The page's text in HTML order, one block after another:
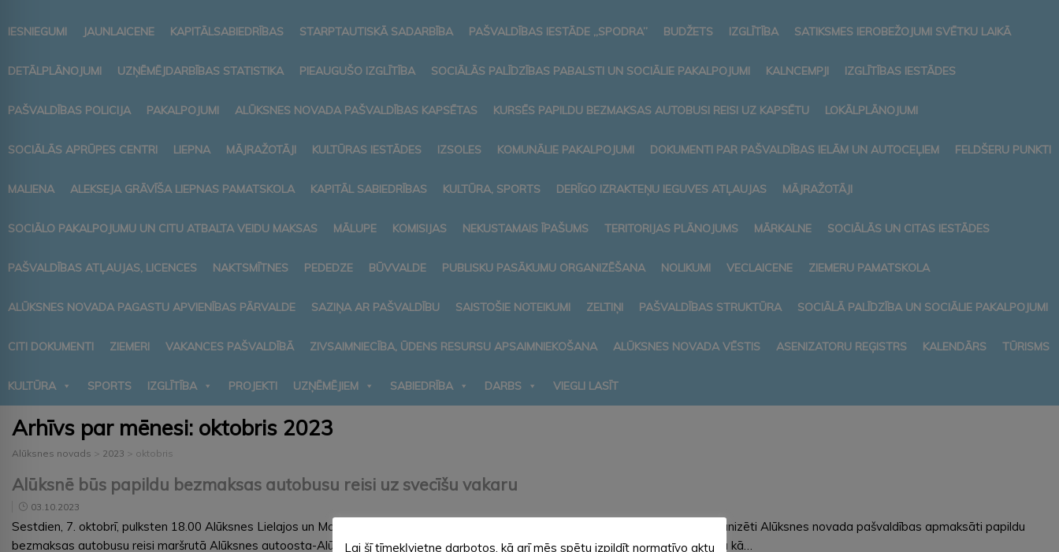
IESNIEGUMI JAUNLAICENE KAPITĀLSABIEDRĪBAS STARPTAUTISKĀ SADARBĪBA PAŠVALDĪBAS IESTĀDE „SPODRA” BUDŽETS IZGLĪTĪBA SATIKSMES IEROBEŽOJUMI SVĒTKU LAIKĀ
DETĀLPLĀNOJUMI UZŅĒMĒJDARBĪBAS STATISTIKA PIEAUGUŠO IZGLĪTĪBA SOCIĀLĀS PALĪDZĪBAS PABALSTI UN SOCIĀLIE PAKALPOJUMI KALNCEMPJI IZGLĪTĪBAS IESTĀDES
PAŠVALDĪBAS POLICIJA PAKALPOJUMI ALŪKSNES NOVADA PAŠVALDĪBAS KAPSĒTAS KURSĒS PAPILDU BEZMAKSAS AUTOBUSI REISI UZ KAPSĒTU LOKĀLPLĀNOJUMI
SOCIĀLĀS APRŪPES CENTRI LIEPNA MĀJRAŽOTĀJI KULTŪRAS IESTĀDES IZSOLES KOMUNĀLIE PAKALPOJUMI DOKUMENTI PAR PAŠVALDĪBAS IELĀM UN AUTOCEĻIEM FELDŠERU PUNKTI
MALIENA ALEKSEJA GRĀVĪŠA LIEPNAS PAMATSKOLA KAPITĀL SABIEDRĪBAS KULTŪRA, SPORTS DERĪGO IZRAKTEŅU IEGUVES ATĻAUJAS MĀJRAŽOTĀJI
SOCIĀLO PAKALPOJUMU UN CITU ATBALTA VEIDU MAKSAS MĀLUPE KOMISIJAS NEKUSTAMAIS ĪPAŠUMS TERITORIJAS PLĀNOJUMS MĀRKALNE SOCIĀLĀS UN CITAS IESTĀDES
PAŠVALDĪBAS ATĻAUJAS, LICENCES NAKTSMĪTNES PEDEDZE BŪVVALDE PUBLISKU PASĀKUMU ORGANIZĒŠANA NOLIKUMI VECLAICENE ZIEMERU PAMATSKOLA
ALŪKSNES NOVADA PAGASTU APVIENĪBAS PĀRVALDE SAZIŅA AR PAŠVALDĪBU SAISTOŠIE NOTEIKUMI ZELTIŅI PAŠVALDĪBAS STRUKTŪRA SOCIĀLĀ PALĪDZĪBA UN SOCIĀLIE PAKALPOJUMI
CITI DOKUMENTI ZIEMERI VAKANCES PAŠVALDĪBĀ ZIVSAIMNIECĪBA, ŪDENS RESURSU APSAIMNIEKOŠANA ALŪKSNES NOVADA VĒSTIS ASENIZATORU REĢISTRS KALENDĀRS TŪRISMS
KULTŪRA SPORTS IZGLĪTĪBA PROJEKTI UZŅĒMĒJIEM SABIEDRĪBA DARBS VIEGLI LASĪT
Arhīvs par mēnesi: oktobris 2023
Alūksnes novads > 2023 > oktobris
Alūksnē būs papildu bezmaksas autobusu reisi uz svecīšu vakaru
03.10.2023
Sestdien, 7. oktobrī, pulksten 18.00 Alūksnes Lielajos un Mazajos kapos notiks svecīšu vakars. No pulksten 16.00 līdz 20.00 būs organizēti Alūksnes novada pašvaldības apmaksāti papildu
bezmaksas autobusu reisi maršrutā Alūksnes autoosta-Alūksnes Lielie kapi-Alūksnes autoosta. Autobusi kursēs pēc līdzīga principa kā…
Lai šī tīmekļvietne darbotos, kā arī mēs spētu izpildīt normatīvo aktu